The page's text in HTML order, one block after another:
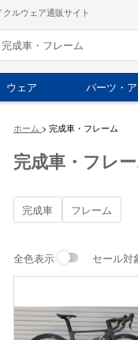
ルウェア通販サイト
ウェア パーツ・
ホーム > 完成車・フレーム
完成車・フレ
完成車 フレーム
全色表示 セール対